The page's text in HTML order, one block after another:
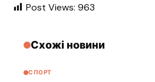
Post Views: 963
Схожі новини
СПОРТ